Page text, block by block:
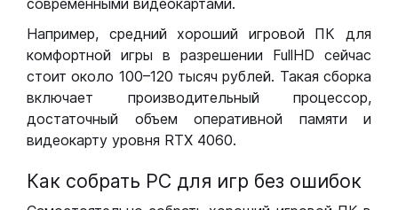
современными видеокартами.
Например, средний хороший игровой ПК для
комфортной игры в разрешении FullHD сейчас
стоит около 100–120 тысяч рублей. Такая сборка
включает производительный процессор,
достаточный объем оперативной памяти и
видеокарту уровня RTX 4060.
Как собрать РС для игр без ошибок